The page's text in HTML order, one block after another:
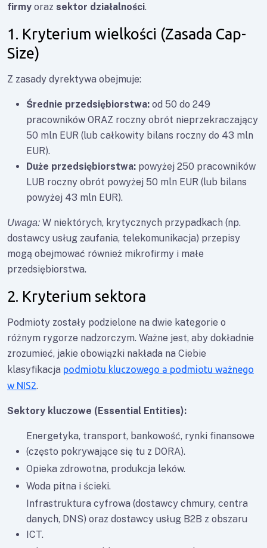
firmy oraz sektor działalności.
1. Kryterium wielkości (Zasada Cap-
Size)
Z zasady dyrektywa obejmuje:
Średnie przedsiębiorstwa: od 50 do 249
pracowników ORAZ roczny obrót nieprzekraczający
50 mln EUR (lub całkowity bilans roczny do 43 mln
EUR).
Duże przedsiębiorstwa: powyżej 250 pracowników
LUB roczny obrót powyżej 50 mln EUR (lub bilans
powyżej 43 mln EUR).
Uwaga: W niektórych, krytycznych przypadkach (np.
dostawcy usług zaufania, telekomunikacja) przepisy
mogą obejmować również mikrofirmy i małe
przedsiębiorstwa.
2. Kryterium sektora
Podmioty zostały podzielone na dwie kategorie o
różnym rygorze nadzorczym. Ważne jest, aby dokładnie
zrozumieć, jakie obowiązki nakłada na Ciebie
klasyfikacja podmiotu kluczowego a podmiotu ważnego
w NIS2.
Sektory kluczowe (Essential Entities):
Energetyka, transport, bankowość, rynki finansowe
(często pokrywające się tu z DORA).
Opieka zdrowotna, produkcja leków.
Woda pitna i ścieki.
Infrastruktura cyfrowa (dostawcy chmury, centra
danych, DNS) oraz dostawcy usług B2B z obszaru
ICT.